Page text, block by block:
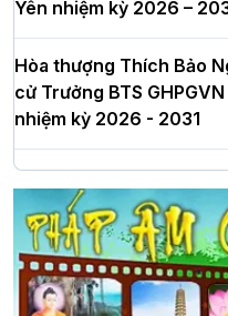
Yên nhiệm kỳ 2026 –
Hòa thượng Thích Bảo
cử Trưởng BTS GHPGVN
nhiệm kỳ 2026 - 2031
Hà Nội: Long trọng lễ
dựng Trung tâm văn
đô